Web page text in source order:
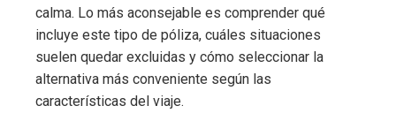
calma. Lo más aconsejable es comprender qué
incluye este tipo de póliza, cuáles situaciones
suelen quedar excluidas y cómo seleccionar la
alternativa más conveniente según las
características del viaje.